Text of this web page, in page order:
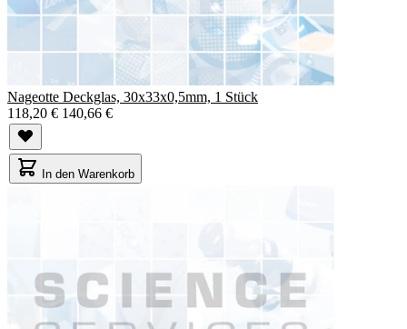
Nageotte Deckglas, 30x33x0,5mm, 1 Stück
118,20 € 140,66 €
In den Warenkorb